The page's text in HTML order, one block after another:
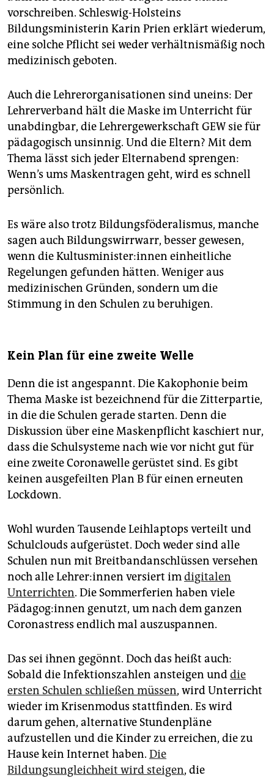
vorschreiben. Schleswig-Holsteins
Bildungsministerin Karin Prien erklärt wiederum,
eine solche Pflicht sei weder verhältnismäßig noch
medizinisch geboten.
Auch die Lehrerorganisationen sind uneins: Der
Lehrerverband hält die Maske im Unterricht für
unabdingbar, die Lehrergewerkschaft GEW sie für
pädagogisch unsinnig. Und die Eltern? Mit dem
Thema lässt sich jeder Elternabend sprengen:
Wenn’s ums Maskentragen geht, wird es schnell
persönlich.
Es wäre also trotz Bildungsföderalismus, manche
sagen auch Bildungswirrwarr, besser gewesen,
wenn die Kultusminister:innen einheitliche
Regelungen gefunden hätten. Weniger aus
medizinischen Gründen, sondern um die
Stimmung in den Schulen zu beruhigen.
Kein Plan für eine zweite Welle
Denn die ist angespannt. Die Kakophonie beim
Thema Maske ist bezeichnend für die Zitterpartie,
in die die Schulen gerade starten. Denn die
Diskussion über eine Maskenpflicht kaschiert nur,
dass die Schulsysteme nach wie vor nicht gut für
eine zweite Coronawelle gerüstet sind. Es gibt
keinen ausgefeilten Plan B für einen erneuten
Lockdown.
Wohl wurden Tausende Leihlaptops verteilt und
Schulclouds aufgerüstet. Doch weder sind alle
Schulen nun mit Breitbandanschlüssen versehen
noch alle Lehrer:innen versiert imdigitalen
Unterrichten. Die Sommerferien haben viele
Pädagog:innen genutzt, um nach dem ganzen
Coronastress endlich mal auszuspannen.
Das sei ihnen gegönnt. Doch das heißt auch:
Sobald die Infektionszahlen ansteigen unddie
ersten Schulen schließen müssen, wird Unterricht
wieder im Krisenmodus stattfinden. Es wird
darum gehen, alternative Stundenpläne
aufzustellen und die Kinder zu erreichen, die zu
Hause kein Internet haben. Die
Bildungsungleichheit wird steigen, die